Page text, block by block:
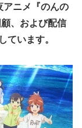
アニメ『のんの
、および配信
ています。